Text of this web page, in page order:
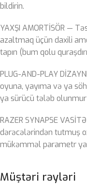
bildirin.
YAXŞI AMORTİSÖR —
azaltmaq üçün daxili
tapın (bum qolu
PLUG-AND-PLAY
oyuna, yayıma və ya
ya sürücü tələb olunmur
RAZER SYNAPSE
dərəcələrindən tutmuş
mükəmməl parametr
Müştəri rəyləri